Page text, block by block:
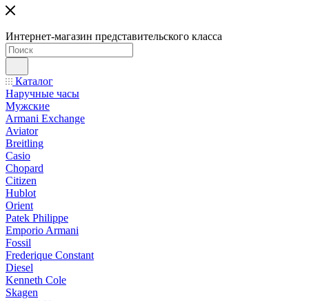
Интернет-магазин представительского класса
Каталог
Наручные часы
Мужские
Armani Exchange
Aviator
Breitling
Casio
Chopard
Citizen
Hublot
Orient
Patek Philippe
Emporio Armani
Fossil
Frederique Constant
Diesel
Kenneth Cole
Skagen